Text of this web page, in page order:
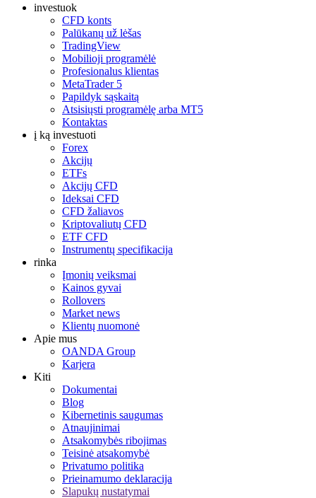
investuok
CFD konts
Palūkanų už lėšas
TradingView
Mobilioji programėlė
Profesionalus klientas
MetaTrader 5
Papildyk sąskaitą
Atsisiųsti programėlę arba MT5
Kontaktas
į ką investuoti
Forex
Akcijų
ETFs
Akcijų CFD
Ideksai CFD
CFD žaliavos
Kriptovaliutų CFD
ETF CFD
Instrumentų specifikacija
rinka
Įmonių veiksmai
Kainos gyvai
Rollovers
Market news
Klientų nuomonė
Apie mus
OANDA Group
Karjera
Kiti
Dokumentai
Blog
Kibernetinis saugumas
Atnaujinimai
Atsakomybės ribojimas
Teisinė atsakomybė
Privatumo politika
Prieinamumo deklaracija
Slapukų nustatymai